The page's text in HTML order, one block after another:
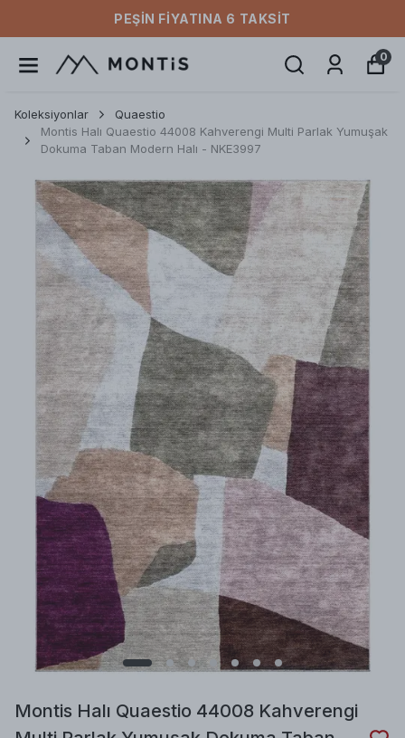
PEŞIN FIYATINA 6 TAKSIT
0
Koleksiyonlar
Quaestio
Montis Halı Quaestio 44008 Kahverengi Multi Parlak Yumuşak
Dokuma Taban Modern Halı - NKE3997
Montis Halı Quaestio 44008 Kahverengi